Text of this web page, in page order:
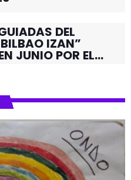
DEL
IZAN”
JUNIO POR EL